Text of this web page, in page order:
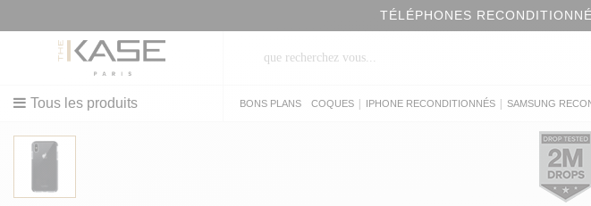
Tous les produits BONS PLANS COQUES IPHONE RECONDITIONNÉS SAMSUNG